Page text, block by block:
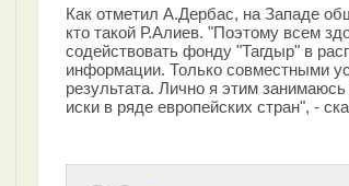
Как отметил А.Дербас, на Западе
кто такой Р.Алиев. "Поэтому всем
содействовать фонду "Тагдыр" в
информации. Только совместными
результата. Лично я этим
иски в ряде европейских стран", -